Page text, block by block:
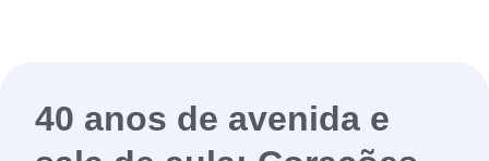
40 anos de avenida e